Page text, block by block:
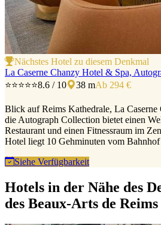
Nächstes Hotel zu diesem Denkmal
La Caserne Chanzy Hotel & Spa,
⭐⭐⭐⭐⭐8.6 / 10 38 mAb 294 €
Blick auf Reims Kathedrale, La
die Autograph Collection bietet einen
Restaurant und einen Fitnessraum im
Hotel liegt 10 Gehminuten vom
Siehe Verfügbarkeit
Hotels in der Nähe des
des Beaux-Arts de Reims